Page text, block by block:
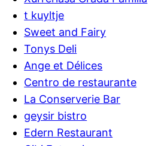
t kuyltje
Sweet and Fairy
Tonys Deli
Ange et Délices
Centro de restaurante
La Conserverie Bar
geysir bistro
Edern Restaurant